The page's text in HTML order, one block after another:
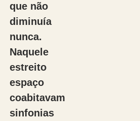
que não
diminuía
nunca.
Naquele
estreito
espaço
coabitavam
sinfonias